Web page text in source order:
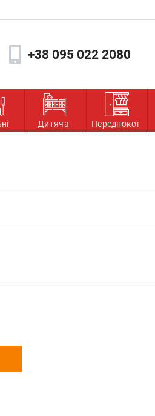
+38 095 022 2080
Дитяча Передпокої